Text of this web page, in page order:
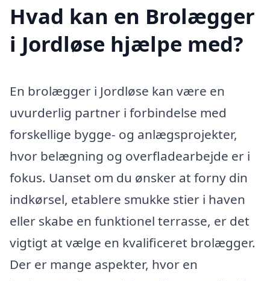
Hvad kan en Brolægger
i Jordløse hjælpe med?
En brolægger i Jordløse kan være en
uvurderlig partner i forbindelse med
forskellige bygge- og anlægsprojekter,
hvor belægning og overfladearbejde er i
fokus. Uanset om du ønsker at forny din
indkørsel, etablere smukke stier i haven
eller skabe en funktionel terrasse, er det
vigtigt at vælge en kvalificeret brolægger.
Der er mange aspekter, hvor en